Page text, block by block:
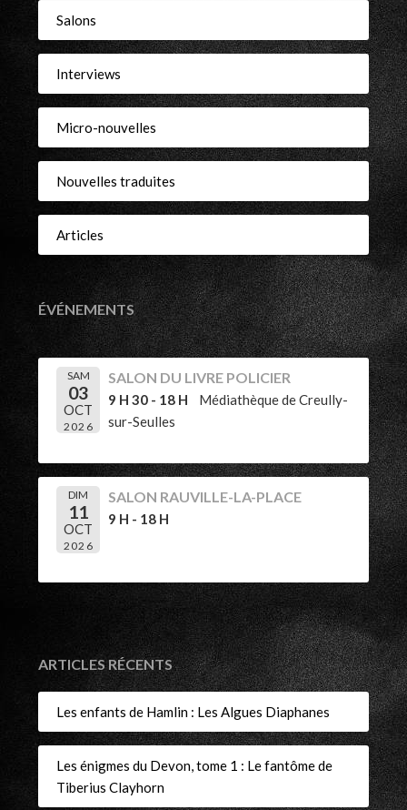
Salons
Interviews
Micro-nouvelles
Nouvelles traduites
Articles
ÉVÉNEMENTS
SAM
03
OCT
2026
SALON DU LIVRE POLICIER
9 H 30 - 18 H
Médiathèque de Creully-
sur-Seulles
DIM
11
OCT
2026
SALON RAUVILLE-LA-PLACE
9 H - 18 H
ARTICLES RÉCENTS
Les enfants de Hamlin : Les Algues Diaphanes
Les énigmes du Devon, tome 1 : Le fantôme de
Tiberius Clayhorn